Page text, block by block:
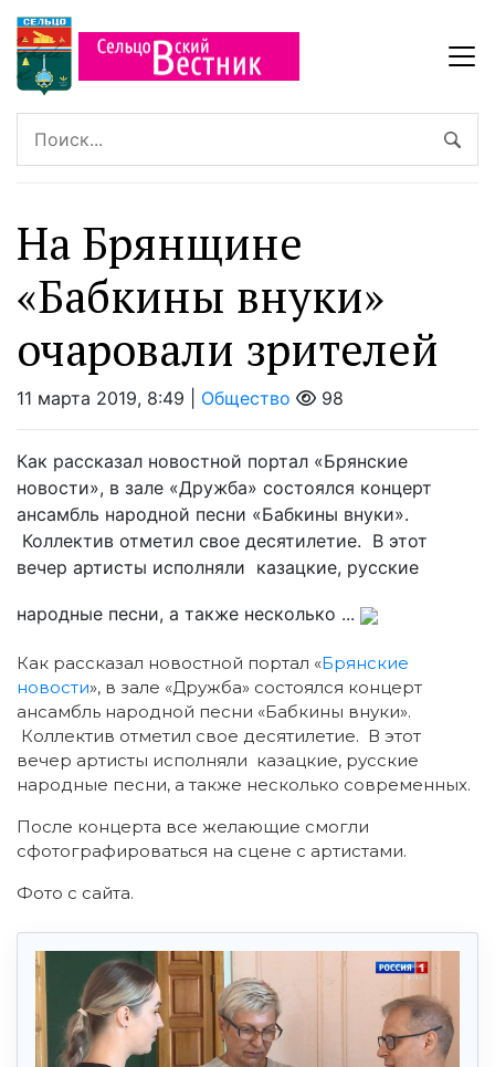
На Брянщине
«Бабкины внуки»
очаровали зрителей
11 марта 2019, 8:49 | Общество 98
Как рассказал новостной портал «Брянские
новости», в зале «Дружба» состоялся концерт
ансамбль народной песни «Бабкины внуки».
Коллектив отметил свое десятилетие. В этот
вечер артисты исполняли казацкие, русские
народные песни, а также несколько ...
Как рассказал новостной портал «Брянские
новости», в зале «Дружба» состоялся концерт
ансамбль народной песни «Бабкины внуки».
Коллектив отметил свое десятилетие. В этот
вечер артисты исполняли казацкие, русские
народные песни, а также несколько современных.
После концерта все желающие смогли
сфотографироваться на сцене с артистами.
Фото с сайта.